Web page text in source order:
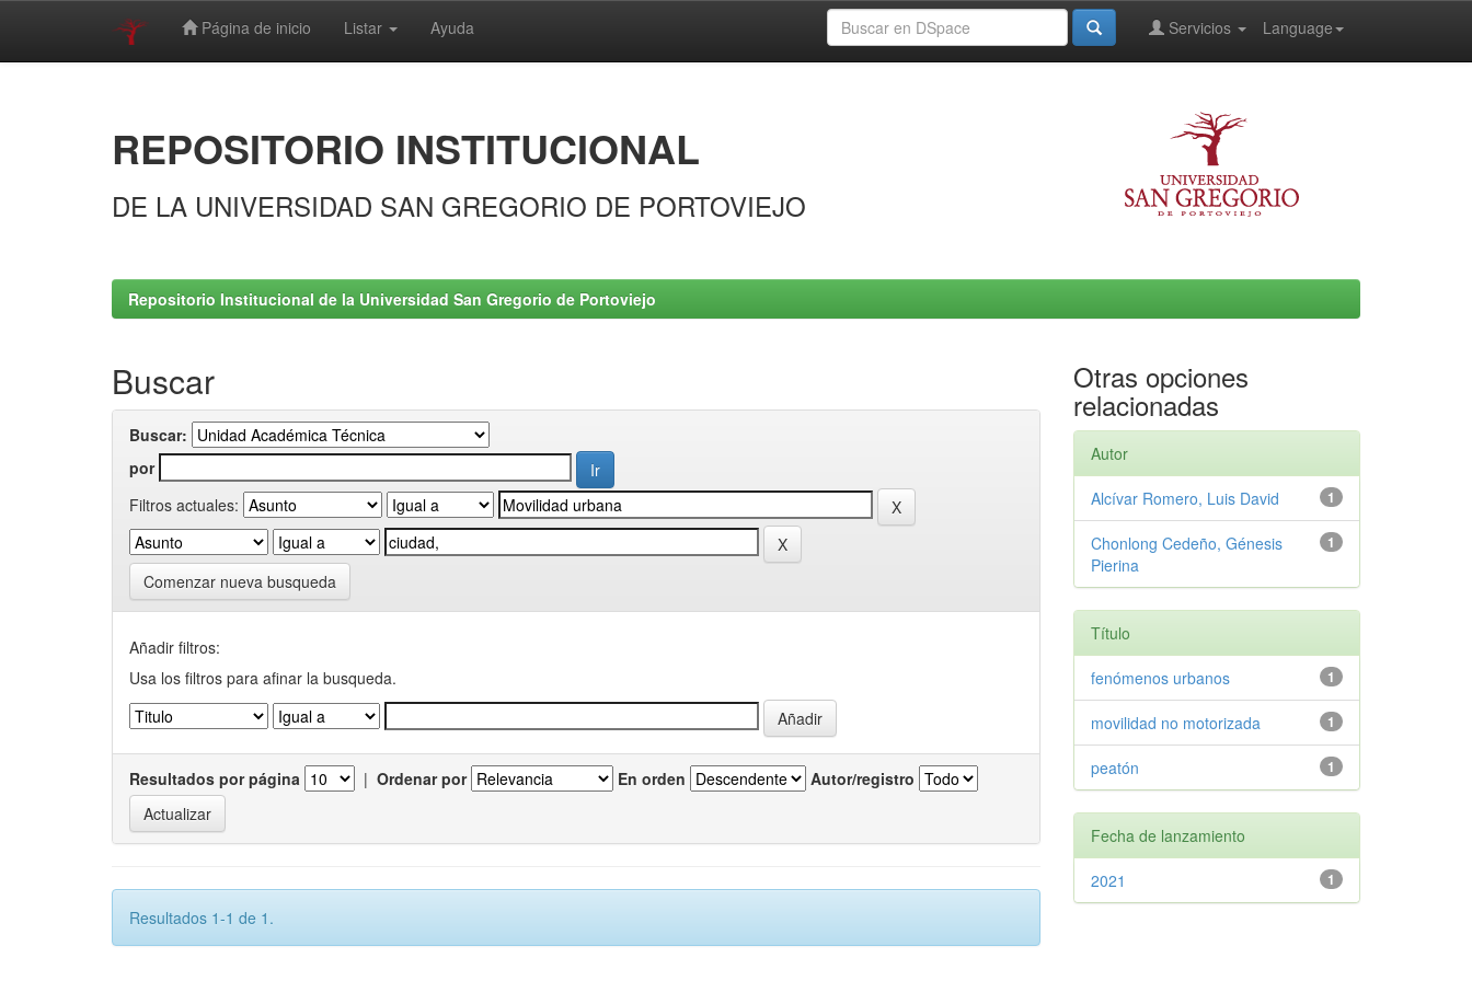
Página de inicio Listar Ayuda Language
Servicios
REPOSITORIO INSTITUCIONAL
DE LA UNIVERSIDAD SAN GREGORIO DE PORTOVIEJO
Repositorio Institucional de la Universidad San Gregorio de Portoviejo
Buscar
Buscar:
por
Filtros actuales:
Comenzar nueva busqueda
Añadir filtros:
Usa los filtros para afinar la busqueda.
Resultados por página | Ordenar por En orden Autor/registro
Resultados 1-1 de 1.
Otras opciones
relacionadas
Autor
1
Alcívar Romero, Luis David
1
Chonlong Cedeño, Génesis
Pierina
Título
1
fenómenos urbanos
1
movilidad no motorizada
1
peatón
Fecha de lanzamiento
1
2021